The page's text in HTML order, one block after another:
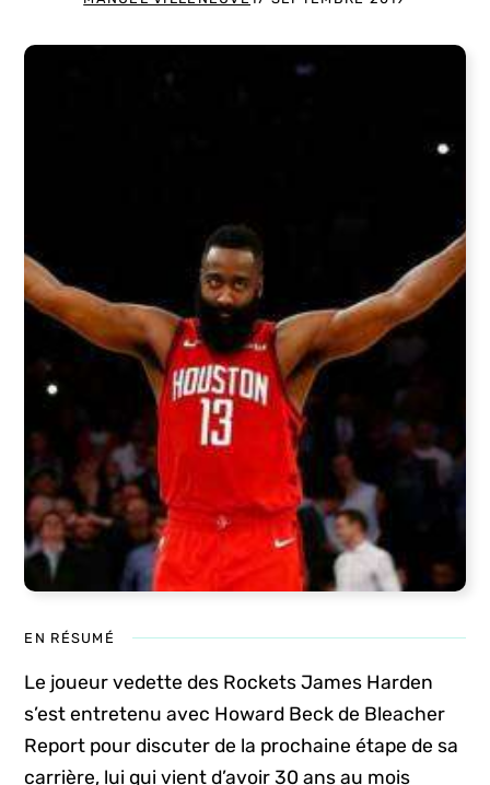
EN RÉSUMÉ
Le joueur vedette des Rockets James Harden
s’est entretenu avec Howard Beck de Bleacher
Report pour discuter de la prochaine étape de sa
carrière, lui qui vient d’avoir 30 ans au mois